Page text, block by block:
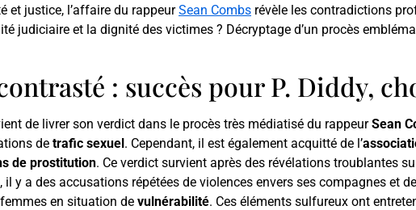
et justice, l’affaire du rappeurSean Combs révèle les contradictions
judiciaire et la dignité des victimes ? Décryptage d’un procès
: succès pour P. Diddy,
de livrer son verdict dans le procès très médiatisé du rappeurSean
de trafic sexuel. Cependant, il est également acquitté de l’
de prostitution. Ce verdict survient après des révélations troublantes
il y a des accusations répétées de violences envers ses compagnes
en situation de vulnérabilité. Ces éléments sulfureux ont